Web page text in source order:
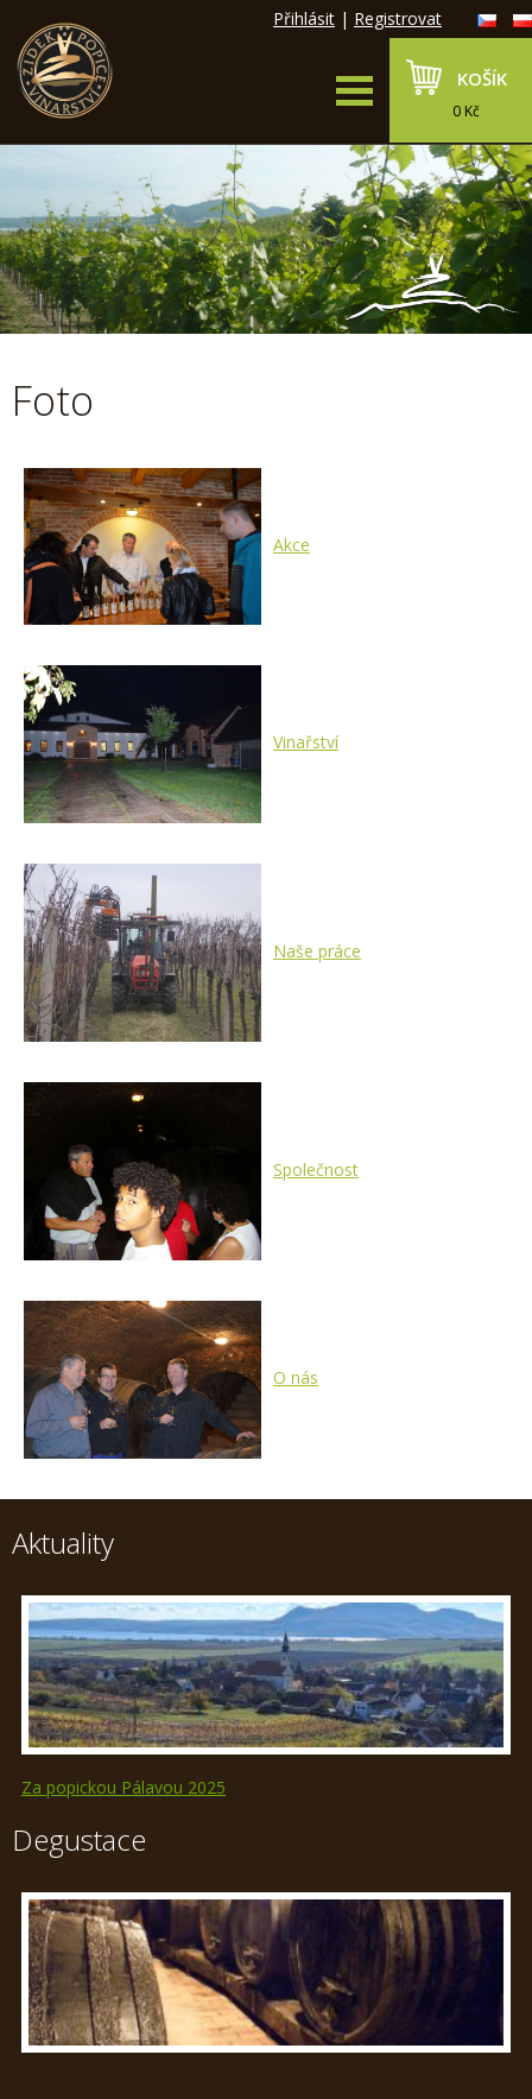
Přihlásit | Registrovat
KOŠÍK
0 Kč
Foto
Akce
Vinařství
Naše práce
Společnost
O nás
Aktuality
Za popickou Pálavou 2025
Degustace